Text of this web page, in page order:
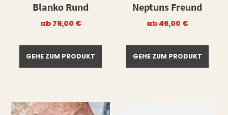
Blanko Rund
ab 79,00 €
GEHE ZUM PRODUKT
Neptuns Freund
ab 46,00 €
GEHE ZUM PRODUKT